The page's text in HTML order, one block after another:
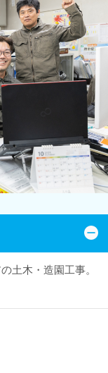
土木・造園工事。